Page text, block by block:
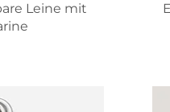
Leine mit